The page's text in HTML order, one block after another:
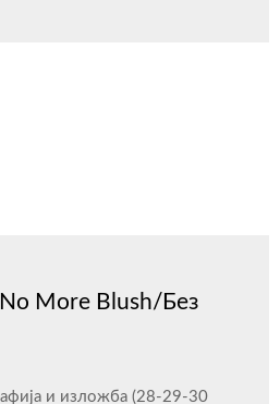
More Blush/Без
и изложба (28-29-30